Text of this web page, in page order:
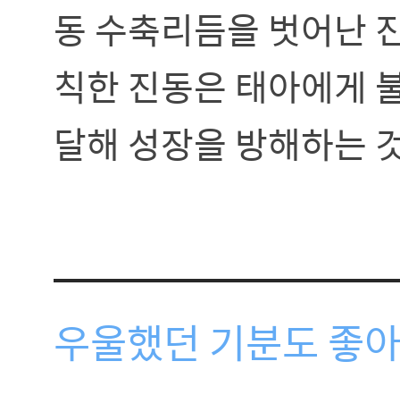
동 수축리듬을 벗어난
칙한 진동은 태아에게
달해 성장을 방해하는
우울했던 기분도 좋